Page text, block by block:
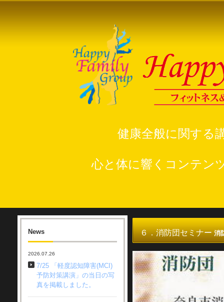
健康全般に関する
心と体に響くコンテン
６．消防団セミナー消
News
2026.07.26
7/25 「軽度認知障害(MCI)
予防対策講演」の当日の写
真を掲載しました。